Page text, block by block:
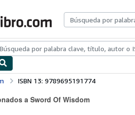
Colecciones Libros antiguosArte y
ISBN 13: 9789695191774
a Sword Of Wisdom